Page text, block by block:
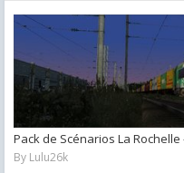
Pack de Scénarios La
By Lulu26k